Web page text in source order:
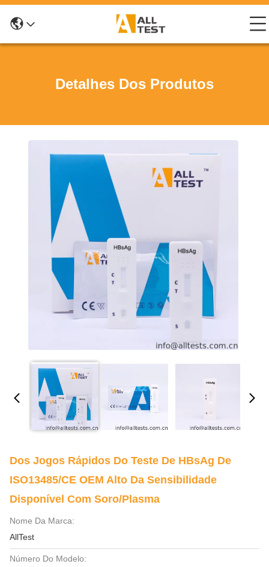
Detalhes Dos Produtos
Dos Jogos Rápidos Do Teste De HBsAg De
ISO13485/CE OEM Alto Da Sensibilidade
Disponível Com Soro/plasma
Nome Da Marca:
AllTest
Número Do Modelo: